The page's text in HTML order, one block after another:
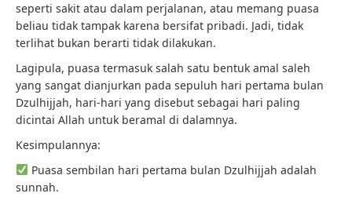
seperti sakit atau dalam perjalanan, atau memang puasa
beliau tidak tampak karena bersifat pribadi. Jadi, tidak
terlihat bukan berarti tidak dilakukan.
Lagipula, puasa termasuk salah satu bentuk amal saleh
yang sangat dianjurkan pada sepuluh hari pertama bulan
Dzulhijjah, hari-hari yang disebut sebagai hari paling
dicintai Allah untuk beramal di dalamnya.
Kesimpulannya:
Puasa sembilan hari pertama bulan Dzulhijjah adalah
sunnah.